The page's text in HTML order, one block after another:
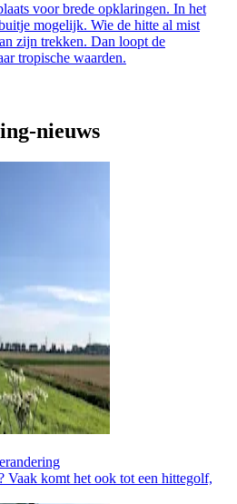
voor brede opklaringen. In het
mogelijk. Wie de hitte al mist
zijn trekken. Dan loopt de
tropische waarden.
nieuws
Vaak komt het ook tot een hittegolf,